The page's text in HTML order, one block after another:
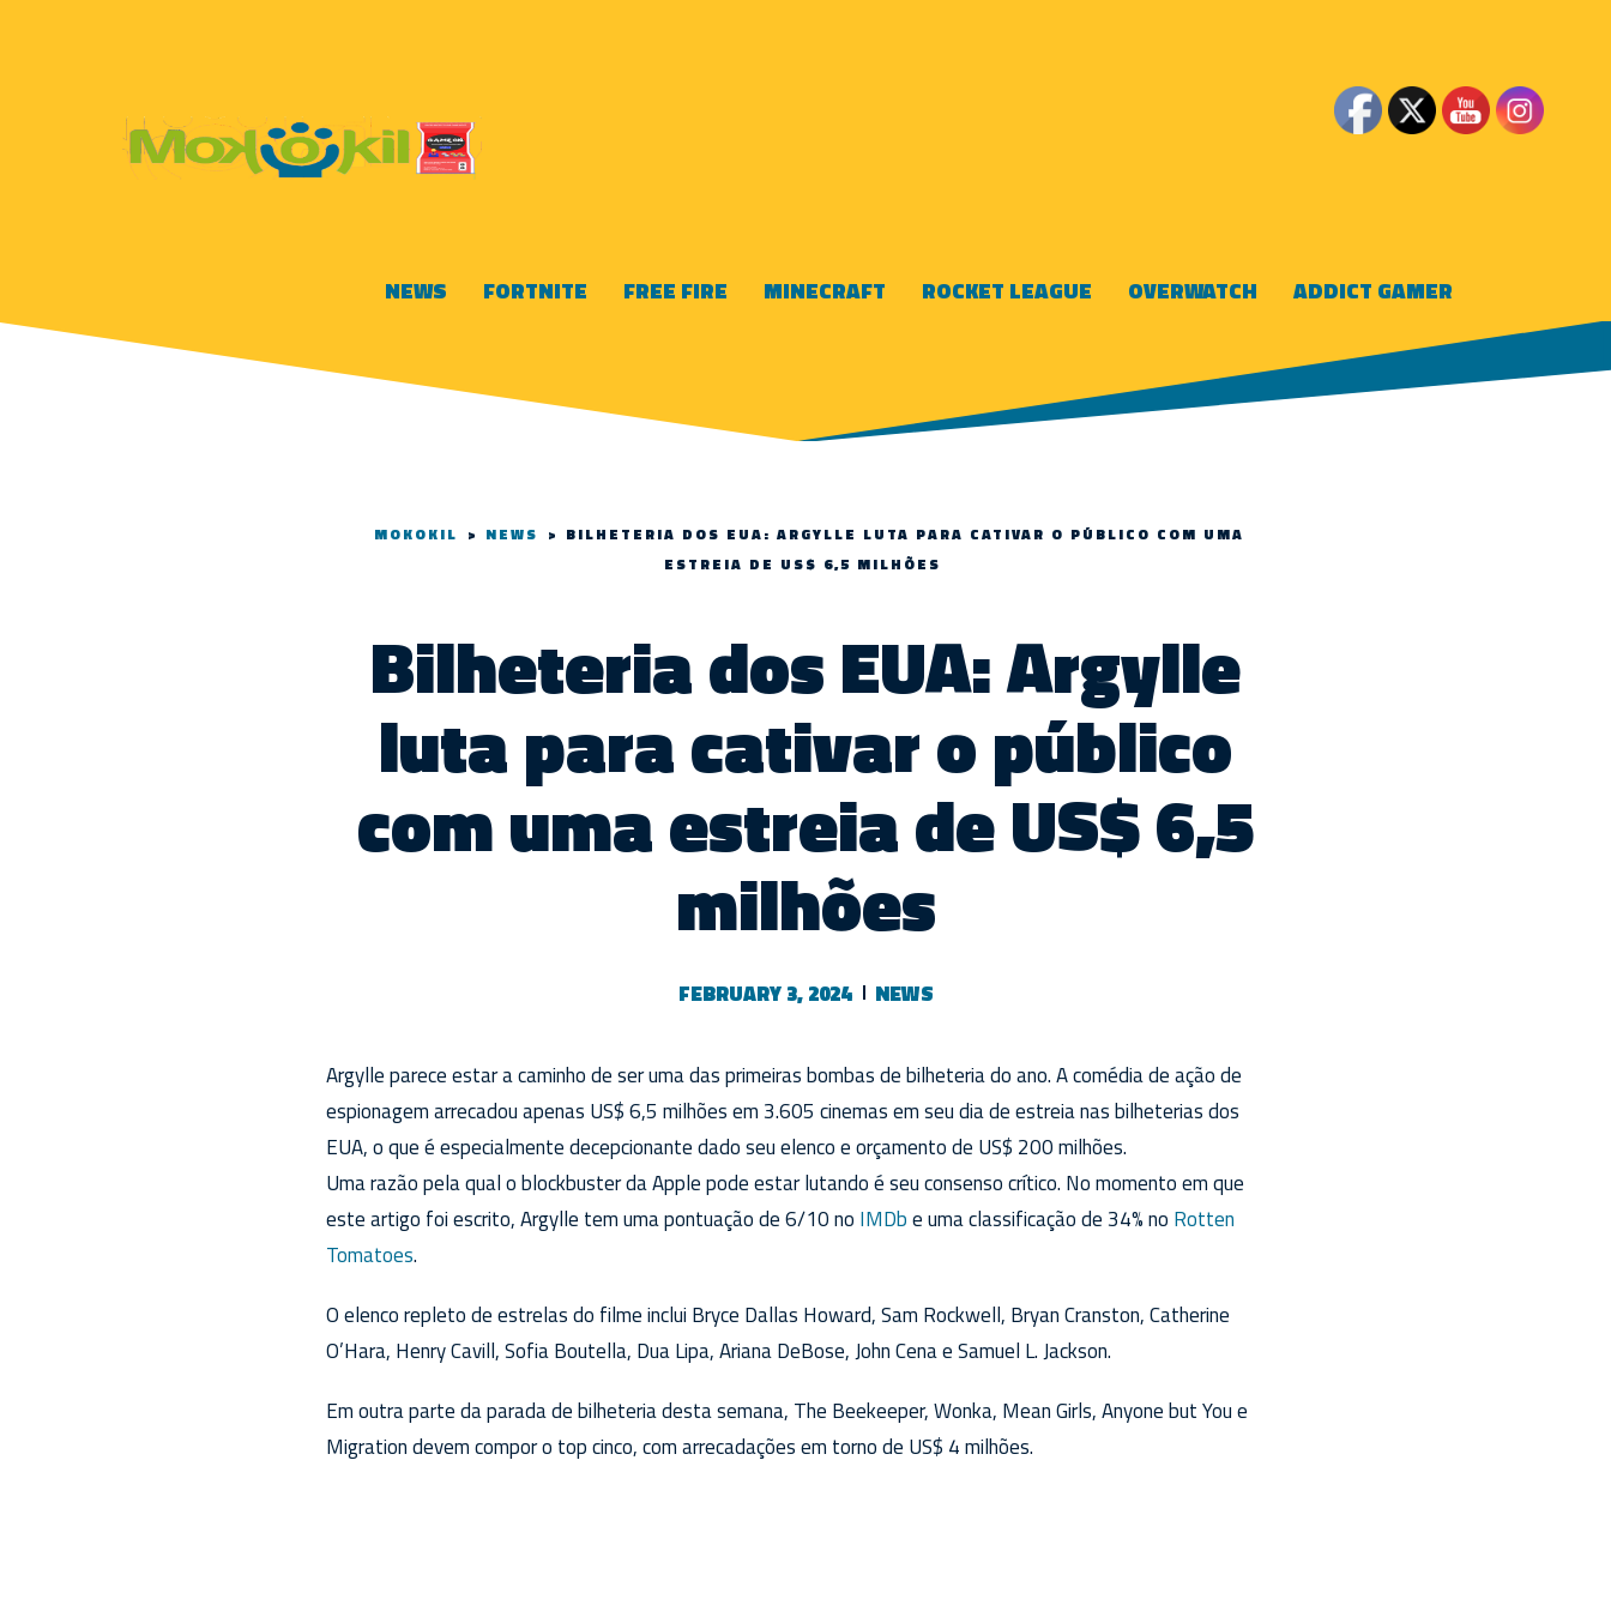
NEWS FORTNITE FREE FIRE MINECRAFT ROCKET LEAGUE OVERWATCH ADDICT GAMER
MOKOKIL > NEWS > BILHETERIA DOS EUA: ARGYLLE LUTA PARA CATIVAR O PÚBLICO COM UMA
ESTREIA DE US$ 6,5 MILHÕES
Bilheteria dos EUA: Argylle
luta para cativar o público
com uma estreia de US$ 6,5
milhões
FEBRUARY 3, 2024 NEWS
Argylle parece estar a caminho de ser uma das primeiras bombas de bilheteria do ano. A comédia de ação de
espionagem arrecadou apenas US$ 6,5 milhões em 3.605 cinemas em seu dia de estreia nas bilheterias dos
EUA, o que é especialmente decepcionante dado seu elenco e orçamento de US$ 200 milhões.
Uma razão pela qual o blockbuster da Apple pode estar lutando é seu consenso crítico. No momento em que
este artigo foi escrito, Argylle tem uma pontuação de 6/10 no IMDbe uma classificação de 34% no Rotten
Tomatoes.
O elenco repleto de estrelas do filme inclui Bryce Dallas Howard, Sam Rockwell, Bryan Cranston, Catherine
O’Hara, Henry Cavill, Sofia Boutella, Dua Lipa, Ariana DeBose, John Cena e Samuel L. Jackson.
Em outra parte da parada de bilheteria desta semana, The Beekeeper, Wonka, Mean Girls, Anyone but You e
Migration devem compor o top cinco, com arrecadações em torno de US$ 4 milhões.